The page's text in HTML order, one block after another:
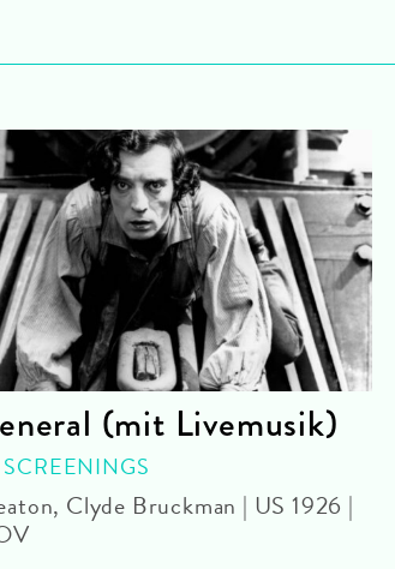
(mit Livemusik)
Clyde Bruckman | US 1926 |